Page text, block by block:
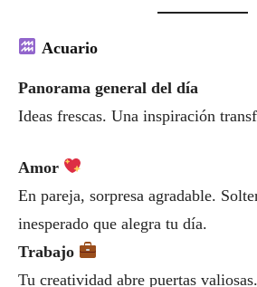
Acuario
Panorama general del día
Ideas frescas. Una inspiración
Amor
En pareja, sorpresa agradable.
inesperado que alegra tu día.
Trabajo
Tu creatividad abre puertas valiosas.